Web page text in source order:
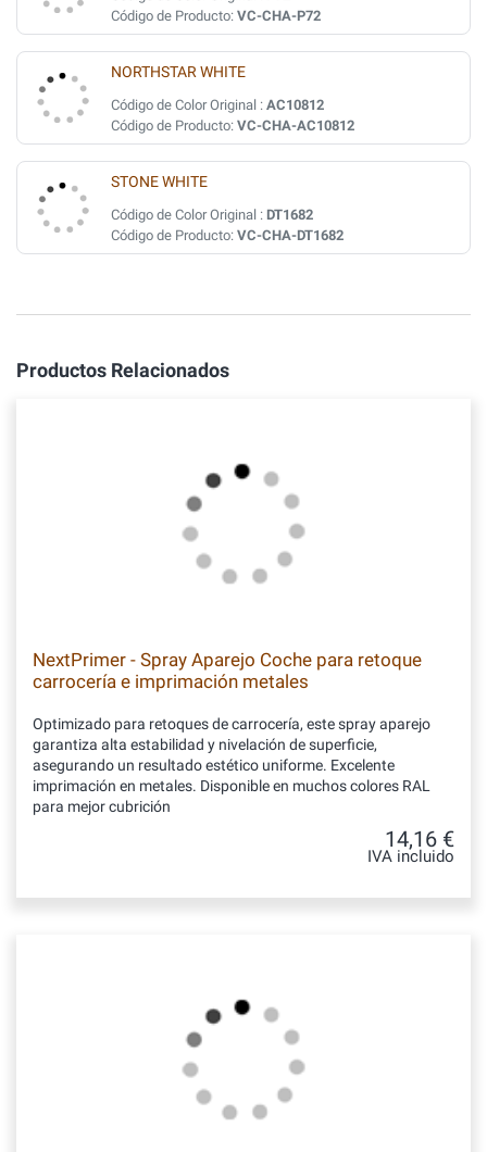
Código de Producto: VC-CHA-P72
NORTHSTAR WHITE
Código de Color Original : AC10812
Código de Producto: VC-CHA-AC10812
STONE WHITE
Código de Color Original : DT1682
Código de Producto: VC-CHA-DT1682
Productos Relacionados
NextPrimer - Spray Aparejo Coche para retoque
carrocería e imprimación metales
Optimizado para retoques de carrocería, este spray aparejo
garantiza alta estabilidad y nivelación de superficie,
asegurando un resultado estético uniforme. Excelente
imprimación en metales. Disponible en muchos colores RAL
para mejor cubrición
14,16 €
IVA incluido